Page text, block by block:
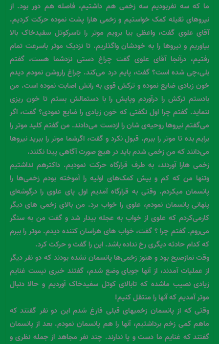
ما که سه نفربودیم سه زخمی هم داشتیم، فاصله هم دور بود. از
نیروهای ثقیله کمک خواستیم و زخمی هارا پشت نموده حرکت کردیم.
آقای علوی گفت، واعظی بیا برویم موتر را تاسرکوتل سفیدخاک بالا
بیاوریم و نیروها را به خودشان واگذاریم. تا نزدیک موتر باسرعت تمام
رفتیم، درآنجا آقای علوی گفت چراغ دستی نزدشما هست، گفتم
بلی،چی شده است؟ گفت، پایم درد می‌کند. چراغ راروشن نمودم دیدم
خون زیادی ضایع نموده و ترکش قوی به رانش اصابت نموده است. من
بادستم ترکش را درآوردم وپایش را با دستمالش بستم تا خون ریزی
ننماید. گفتم چرا اول نگفتی که خون زیادی را ضایع نمودی؟ گفت، اگر
می‌گفتم نیروها روحیه‌ی شان را ازدست می‌دادند. من گفتم کلید موتر را
برایم بده تا موتر را ببرم. قبول نکرد و گفت، اگرشما موتر را ببرید نیروها
می‌دانند که من زخمی شدم باید در هیچ صورت آگاهی پیدا نکنند.
زخمی هارا آوردند، به طرف قرارگاه حرکت نمودیم. داکترهم نداشتیم
وتنها من که کم و بیش کمک‌های اولیه را آموخته بودم زخمی‌ها را
پانسمان میکردم. وقتی به قرارگاه آمدیم اول پای علوی را درگوشه‌ای
پنهانی پانسمان نمودم، علوی را خواب برد. من بالای زخمی های دیگر
کارمی‌کردم که علوی از خواب به عجله بیدار شد و گفت من به سنگر
می‌روم. گفتم چرا ؟ گفت، خواب های هراسان کننده دیدم. موتر را ببرم
که کدام حادثه دیگری رخ نداده باشد. این را گفت و حرکت کرد.
وقت نمازصبح بود و هنوز زخمی‌ها پانسمان نشده بودند که دو نفر دیگر
از عملیات آمدند، از آنها جویای وضع شدم، گفتند خبری نیست غنایم
زیادی نصیب ماشده که تابالای کوتل سفیدخاک آوردیم و حالا دنبال
موتر آمدیم که آنها را منتقل کنیم!
وقتی که از پانسمان زخمیهای قبلی فارغ شدم این دو نفر گفتند که
ماهم کمی زخم برداشتیم، آنها را هم پانسمان نمودم. بعد از پانسمان
گفتند که غنایم ما دست و پا ندارند. چند نفر مجاهد از جمله نظری و